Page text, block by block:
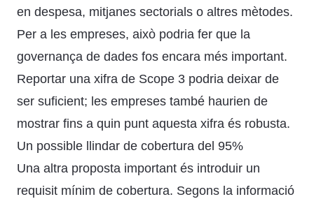
en despesa, mitjanes sectorials o altres mètodes.
Per a les empreses, això podria fer que la
governança de dades fos encara més important.
Reportar una xifra de Scope 3 podria deixar de
ser suficient; les empreses també haurien de
mostrar fins a quin punt aquesta xifra és robusta.
Un possible llindar de cobertura del 95%
Una altra proposta important és introduir un
requisit mínim de cobertura. Segons la informació